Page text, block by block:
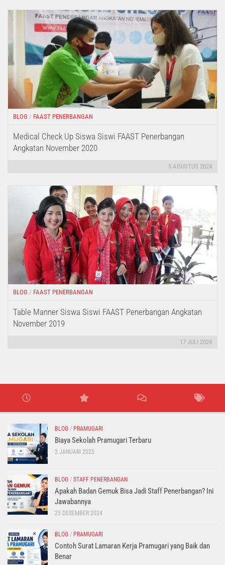
BLOG / FAAST PENERBANGAN
Medical Check Up Siswa Siswi FAAST Penerbangan
Angkatan November 2020
5 AGUSTUS 2024
BLOG / FAAST PENERBANGAN
Table Manner Siswa Siswi FAAST Penerbangan Angkatan
November 2019
17 JULI 2024
BLOG / PRAMUGARI
Biaya Sekolah Pramugari Terbaru
2 JANUARI 2025
BLOG / STAFF PENERBANGAN
Apakah Badan Gemuk Bisa Jadi Staff Penerbangan? Ini
Jawabannya
25 DESEMBER 2024
BLOG / PRAMUGARI
Contoh Surat Lamaran Kerja Pramugari yang Baik dan
Benar